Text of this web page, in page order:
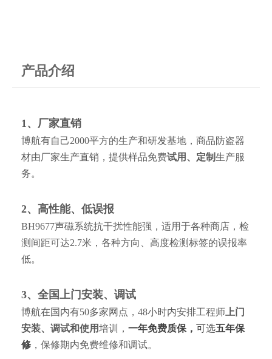
产品介绍
1、厂家直销
博航有自己2000平方的生产和研发基地，商品防盗器
材由厂家生产直销，提供样品免费试用、定制生产服
务。
2、高性能、低误报
BH9677声磁系统抗干扰性能强，适用于各种商店，检
测间距可达2.7米，各种方向、高度检测标签的误报率
低。
3、全国上门安装、调试
博航在国内有50多家网点，48小时内安排工程师 上门
安装、调试和使用培训， 一年免费质保， 可选五年保
修 ，保修期内免费维修和调试。